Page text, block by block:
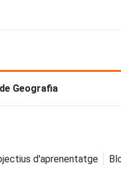
Geografia
d'aprenentatge